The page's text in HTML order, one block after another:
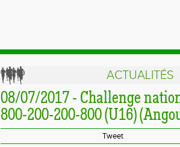
ACTUALITÉS
08/07/2017 - Challenge
800-200-200-800 (U16)
Tweet